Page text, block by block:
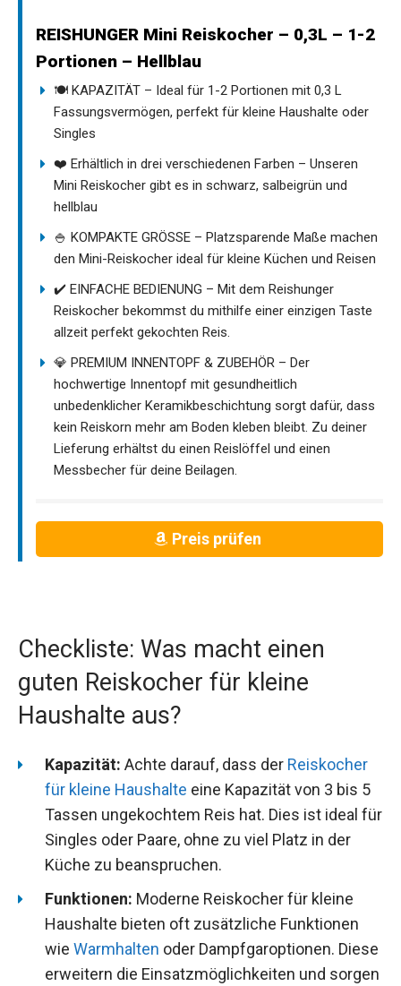
REISHUNGER Mini Reiskocher – 0,3L – 1-2
Portionen – Hellblau
🍽️ KAPAZITÄT – Ideal für 1-2 Portionen mit 0,3 L
Fassungsvermögen, perfekt für kleine Haushalte oder
Singles
❤️ Erhältlich in drei verschiedenen Farben – Unseren
Mini Reiskocher gibt es in schwarz, salbeigrün und
hellblau
🍚 KOMPAKTE GRÖSSE – Platzsparende Maße machen
den Mini-Reiskocher ideal für kleine Küchen und Reisen
✔️ EINFACHE BEDIENUNG – Mit dem Reishunger
Reiskocher bekommst du mithilfe einer einzigen Taste
allzeit perfekt gekochten Reis.
💎 PREMIUM INNENTOPF & ZUBEHÖR – Der
hochwertige Innentopf mit gesundheitlich
unbedenklicher Keramikbeschichtung sorgt dafür, dass
kein Reiskorn mehr am Boden kleben bleibt. Zu deiner
Lieferung erhältst du einen Reislöffel und einen
Messbecher für deine Beilagen.
Preis prüfen
Checkliste: Was macht einen
guten Reiskocher für kleine
Haushalte aus?
Kapazität: Achte darauf, dass der Reiskocher
für kleine Haushalte eine Kapazität von 3 bis 5
Tassen ungekochtem Reis hat. Dies ist ideal für
Singles oder Paare, ohne zu viel Platz in der
Küche zu beanspruchen.
Funktionen: Moderne Reiskocher für kleine
Haushalte bieten oft zusätzliche Funktionen
wie Warmhalten oder Dampfgaroptionen. Diese
erweitern die Einsatzmöglichkeiten und sorgen